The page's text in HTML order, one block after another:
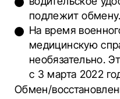
подлежит обмену.
На время
медицинскую
необязательно.
с 3 марта 2022
Обмен/